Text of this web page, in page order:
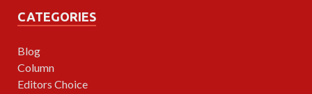
CATEGORIES
Blog
Column
Editors Choice